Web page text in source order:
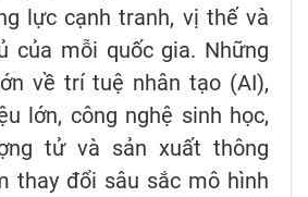
lực cạnh tranh, vị thế và
của mỗi quốc gia. Những
về trí tuệ nhân tạo (AI),
lớn, công nghệ sinh học,
tử và sản xuất thông
thay đổi sâu sắc mô hình